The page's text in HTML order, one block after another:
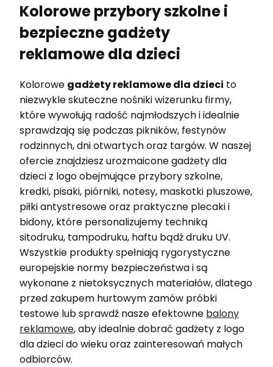
Kolorowe przybory szkolne i
bezpieczne gadżety
reklamowe dla dzieci
Kolorowe gadżety reklamowe dla dzieci to
niezwykle skuteczne nośniki wizerunku firmy,
które wywołują radość najmłodszych i idealnie
sprawdzają się podczas pikników, festynów
rodzinnych, dni otwartych oraz targów. W naszej
ofercie znajdziesz urozmaicone gadżety dla
dzieci z logo obejmujące przybory szkolne,
kredki, pisaki, piórniki, notesy, maskotki pluszowe,
piłki antystresowe oraz praktyczne plecaki i
bidony, które personalizujemy techniką
sitodruku, tampodruku, haftu bądź druku UV.
Wszystkie produkty spełniają rygorystyczne
europejskie normy bezpieczeństwa i są
wykonane z nietoksycznych materiałów, dlatego
przed zakupem hurtowym zamów próbki
testowe lub sprawdź nasze efektowne balony
reklamowe, aby idealnie dobrać gadżety z logo
dla dzieci do wieku oraz zainteresowań małych
odbiorców.